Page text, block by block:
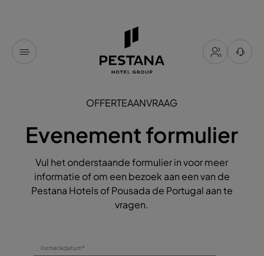
OFFERTEAANVRAAG
Evenement formulier
Vul het onderstaande formulier in voor meer
informatie of om een bezoek aan een van de
Pestana Hotels of Pousada de Portugal aan te
vragen.
Incheckdatum*